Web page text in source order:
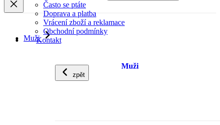
Často se ptáte
Doprava a platba
Vrácení zboží a reklamace
Obchodní podmínky
Kontakt
Muži
zpět
Muži